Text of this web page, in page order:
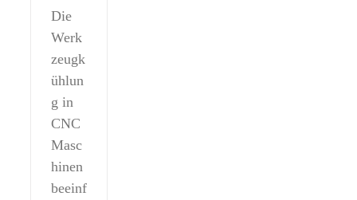
Die
Werk
zeugk
ühlun
g in
CNC
Masc
hinen
beeinf